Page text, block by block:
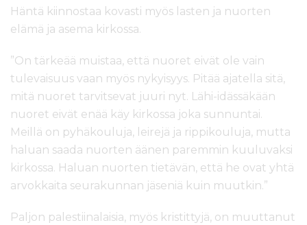
Häntä kiinnostaa kovasti myös lasten ja nuorten
elämä ja asema kirkossa.
”On tärkeää muistaa, että nuoret eivät ole vain
tulevaisuus vaan myös nykyisyys. Pitää ajatella sitä,
mitä nuoret tarvitsevat juuri nyt. Lähi-idässäkään
nuoret eivät enää käy kirkossa joka sunnuntai.
Meillä on pyhäkouluja, leirejä ja rippikouluja, mutta
haluan saada nuorten äänen paremmin kuuluvaksi
kirkossa. Haluan nuorten tietävän, että he ovat yhtä
arvokkaita seurakunnan jäseniä kuin muutkin.”
Paljon palestiinalaisia, myös kristittyjä, on muuttanut